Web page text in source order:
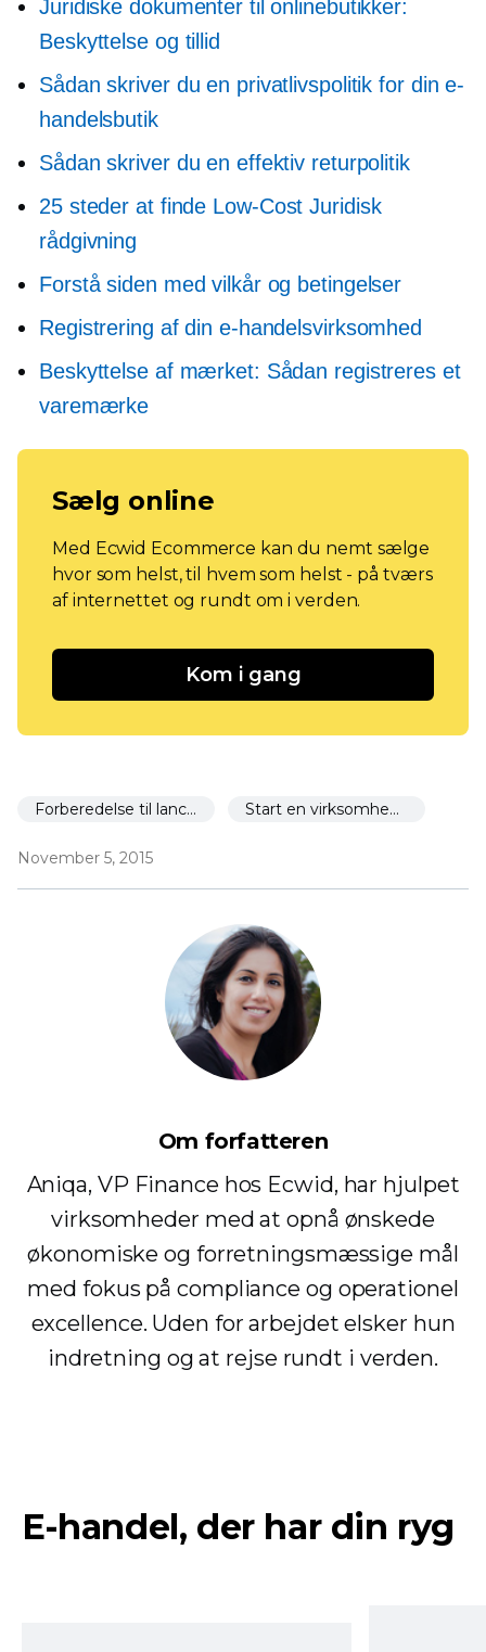
Juridiske dokumenter til onlinebutikker:
Beskyttelse og tillid
Sådan skriver du en privatlivspolitik for din e-
handelsbutik
Sådan skriver du en effektiv returpolitik
25 steder at finde Low-Cost Juridisk
rådgivning
Forstå siden med vilkår og betingelser
Registrering af din e-handelsvirksomhed
Beskyttelse af mærket: Sådan registreres et
varemærke
Sælg online
Med Ecwid Ecommerce kan du nemt sælge
hvor som helst, til hvem som helst - på tværs
af internettet og rundt om i verden.
Kom i gang
Forberedelse til lancering Start en virksomhed om 30 dage
November 5, 2015
Om forfatteren
Aniqa, VP Finance hos Ecwid, har hjulpet
virksomheder med at opnå ønskede
økonomiske og forretningsmæssige mål
med fokus på compliance og operationel
excellence. Uden for arbejdet elsker hun
indretning og at rejse rundt i verden.
E-handel, der har din ryg